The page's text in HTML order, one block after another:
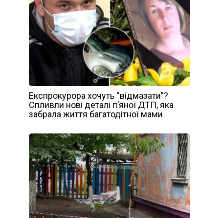
Експрокурора хочуть “відмазати”?
Спливли нові деталі п’яної ДТП, яка
забрала життя багатодітної мами